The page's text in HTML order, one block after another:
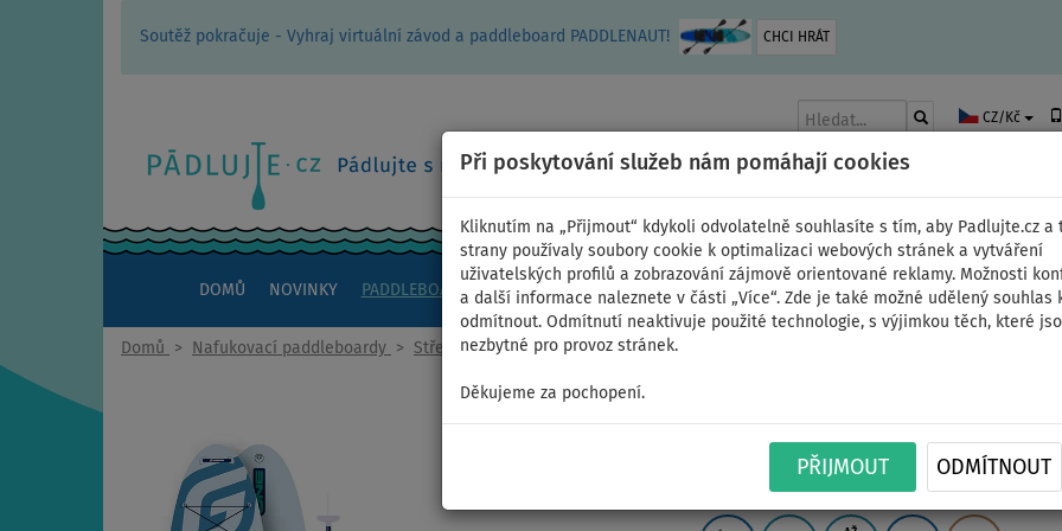
Soutěž pokračuje - Vyhraj virtuální závod a paddleboard PADDLENAUT! CHCI HRÁT
Při poskytování služeb nám pomáhají cookies
Kliknutím na „Přijmout“ kdykoli odvolatelně souhlasíte s tím, aby Padlujte.cz a
strany používaly soubory cookie k optimalizaci webových stránek a vytváření
uživatelských profilů a zobrazování zájmově orientované reklamy. Možnosti
a další informace naleznete v části „Více“. Zde je také možné udělený souhlas
odmítnout. Odmítnutí neaktivuje použité technologie, s výjimkou těch, které
nezbytné pro provoz stránek.
Děkujeme za pochopení.
PŘIJMOUT ODMÍTNOUT
CZ/Kč
DOMŮ NOVINKY PADDLEBOARDY KAJAKY ČLUNY A MOTORY PÁDLA PLACHTY OBLEČENÍ
Domů > Nafukovací paddleboardy > Střední univerzální
Paddleboard
White - nafukovací -